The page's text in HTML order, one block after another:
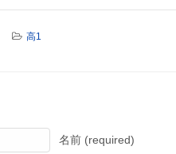
高1
名前 (required)